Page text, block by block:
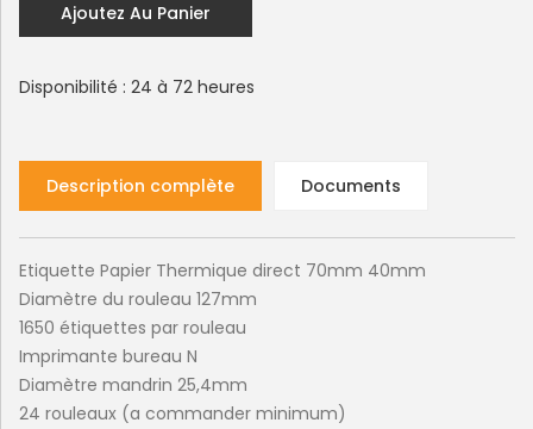
Ajoutez Au Panier
Disponibilité : 24 à 72 heures
Description complète Documents
Etiquette Papier Thermique direct 70mm 40mm
Diamètre du rouleau 127mm
1650 étiquettes par rouleau
Imprimante bureau N
Diamètre mandrin 25,4mm
24 rouleaux (a commander minimum)